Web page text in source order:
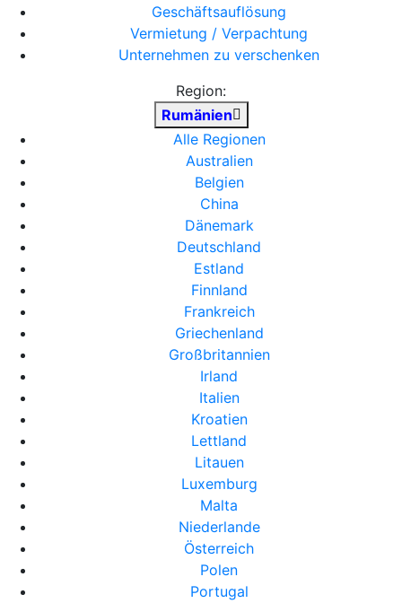
Geschäftsauflösung
Vermietung / Verpachtung
Unternehmen zu verschenken
Region:
Rumänien
Alle Regionen
Australien
Belgien
China
Dänemark
Deutschland
Estland
Finnland
Frankreich
Griechenland
Großbritannien
Irland
Italien
Kroatien
Lettland
Litauen
Luxemburg
Malta
Niederlande
Österreich
Polen
Portugal